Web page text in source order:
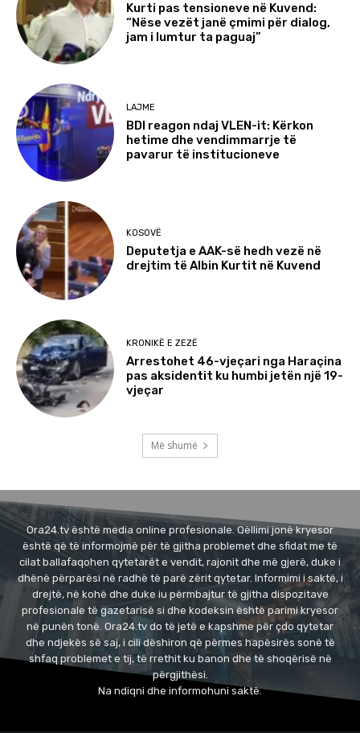
Kurti pas tensioneve në Kuvend:
“Nëse vezët janë çmimi për dialog,
jam i lumtur ta paguaj”
LAJME
BDI reagon ndaj VLEN-it: Kërkon
hetime dhe vendimmarrje të
pavarur të institucioneve
KOSOVË
Deputetja e AAK-së hedh vezë në
drejtim të Albin Kurtit në Kuvend
KRONIKË E ZEZË
Arrestohet 46-vjeçari nga Haraçina
pas aksidentit ku humbi jetën një 19-
vjeçar
Më shumë
Ora24.tv është media online profesionale. Qëllimi jonë kryesor
është që të informojmë për të gjitha problemet dhe sfidat me të
cilat ballafaqohen qytetarët e vendit, rajonit dhe më gjerë, duke i
dhënë përparësi në radhë të parë zërit qytetar. Informimi i saktë, i
drejtë, në kohë dhe duke iu përmbajtur të gjitha dispozitave
profesionale të gazetarisë si dhe kodeksin është parimi kryesor
në punën tonë. Ora24.tv do të jetë e kapshme për çdo qytetar
dhe ndjekës së saj, i cili dëshiron që përmes hapësirës sonë të
shfaq problemet e tij, të rrethit ku banon dhe të shoqërisë në
përgjithësi.
Na ndiqni dhe informohuni saktë.